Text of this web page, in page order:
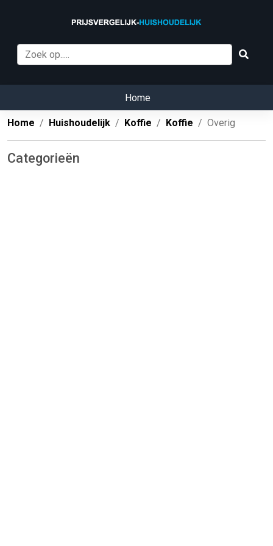
Home
Home Huishoudelijk Koffie Koffie Overig
Categorieën